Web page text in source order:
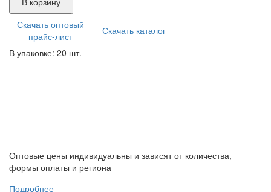
Скачать оптовый
прайс-лист
Скачать каталог
В упаковке: 20 шт.
Оптовые цены индивидуальны и зависят от количества,
формы оплаты и региона
Подробнее